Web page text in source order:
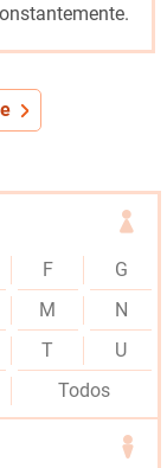
F
G
M
N
T
U
Todos